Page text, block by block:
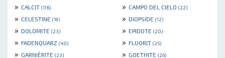
» CALCIT (116) » CAMPO DEL CIELO (22)
» CELESTINE (19) » DIOPSIDE (12)
» DOLOMITE (23) » EPIDOTE (20)
» FADENQUARZ (40) » FLUORIT (25)
» GARNIÈRITE (23) » GOETHITE (26)